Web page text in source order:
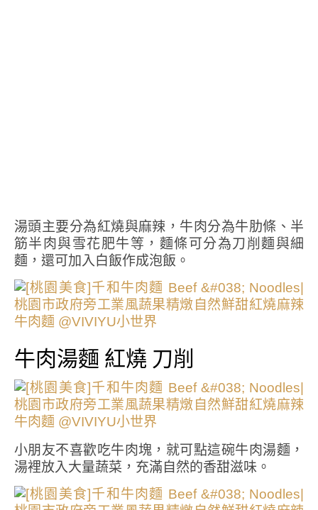
湯頭主要分為紅燒與麻辣，牛肉分為牛肋條、半
筋半肉與雪花肥牛等，麵條可分為刀削麵與細
麵，還可加入白飯作成泡飯。
牛肉湯麵 紅燒 刀削
小朋友不喜歡吃牛肉塊，就可點這碗牛肉湯麵，
湯裡放入大量蔬菜，充滿自然的香甜滋味。